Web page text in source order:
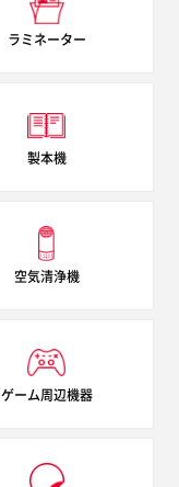
ラミネーター
製本機
空気清浄機
ゲーム周辺機器